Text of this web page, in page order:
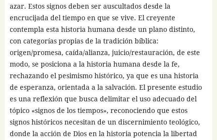
azar. Estos signos deben ser auscultados desde la
encrucijada del tiempo en que se vive. El creyente
contempla esta historia humana desde un plano distinto,
con categorías propias de la tradición bíblica:
origen/promesa, caída/alianza, juicio/restauración, de este
modo, se posiciona a la historia humana desde la fe,
rechazando el pesimismo histórico, ya que es una historia
de esperanza, orientada a la salvación. El presente estudio
es una reflexión que busca delimitar el uso adecuado del
tópico «signos de los tiempos», reconociendo que estos
signos históricos necesitan de un discernimiento teológico,
donde la acción de Dios en la historia potencia la libertad